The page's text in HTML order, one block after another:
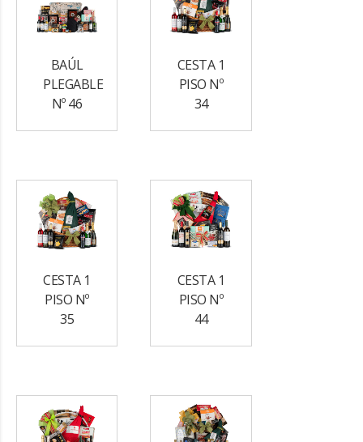
BAÚL
PLEGABLE
Nº 46
CESTA 1
PISO Nº
34
CESTA 1
PISO Nº
35
CESTA 1
PISO Nº
44